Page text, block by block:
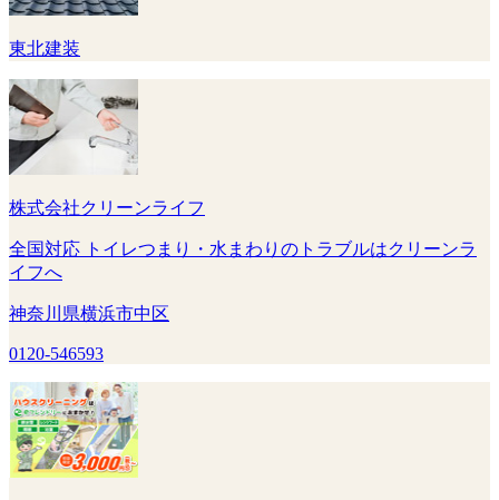
東北建装
株式会社クリーンライフ
全国対応 トイレつまり・水まわりのトラブルはクリーンラ
イフへ
神奈川県横浜市中区
0120-546593